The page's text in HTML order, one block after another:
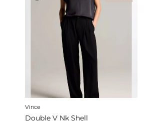
Vince
Double V Nk Shell